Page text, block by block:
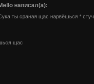
написал(а):
ты сраная щас нарвёшься *
щас